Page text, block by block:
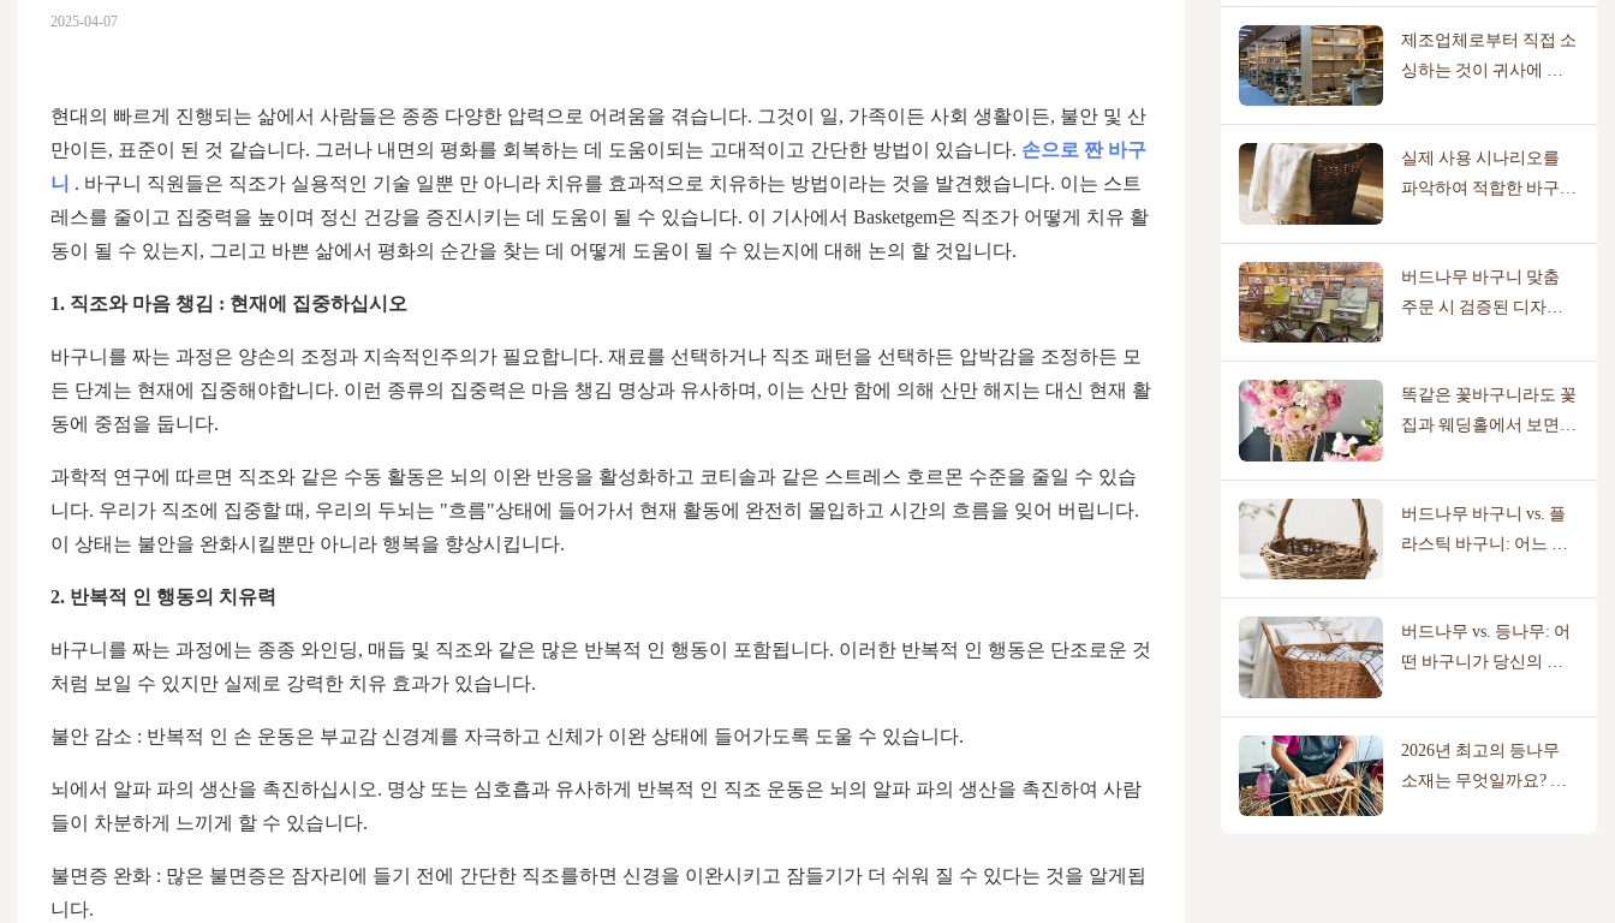
2025-04-07
현대의 빠르게 진행되는 삶에서 사람들은 종종 다양한 압력으로 어려움을 겪습니다. 그것이 일, 가족이든 사회 생활이든, 불안 및 산
만이든, 표준이 된 것 같습니다. 그러나 내면의 평화를 회복하는 데 도움이되는 고대적이고 간단한 방법이 있습니다. 손으로 짠 바구
니 . 바구니 직원들은 직조가 실용적인 기술 일뿐 만 아니라 치유를 효과적으로 치유하는 방법이라는 것을 발견했습니다. 이는 스트
레스를 줄이고 집중력을 높이며 정신 건강을 증진시키는 데 도움이 될 수 있습니다. 이 기사에서 Basketgem은 직조가 어떻게 치유 활
동이 될 수 있는지, 그리고 바쁜 삶에서 평화의 순간을 찾는 데 어떻게 도움이 될 수 있는지에 대해 논의 할 것입니다.
1. 직조와 마음 챙김 : 현재에 집중하십시오
바구니를 짜는 과정은 양손의 조정과 지속적인주의가 필요합니다. 재료를 선택하거나 직조 패턴을 선택하든 압박감을 조정하든 모
든 단계는 현재에 집중해야합니다. 이런 종류의 집중력은 마음 챙김 명상과 유사하며, 이는 산만 함에 의해 산만 해지는 대신 현재 활
동에 중점을 둡니다.
과학적 연구에 따르면 직조와 같은 수동 활동은 뇌의 이완 반응을 활성화하고 코티솔과 같은 스트레스 호르몬 수준을 줄일 수 있습
니다. 우리가 직조에 집중할 때, 우리의 두뇌는 "흐름"상태에 들어가서 현재 활동에 완전히 몰입하고 시간의 흐름을 잊어 버립니다.
이 상태는 불안을 완화시킬뿐만 아니라 행복을 향상시킵니다.
2. 반복적 인 행동의 치유력
바구니를 짜는 과정에는 종종 와인딩, 매듭 및 직조와 같은 많은 반복적 인 행동이 포함됩니다. 이러한 반복적 인 행동은 단조로운 것
처럼 보일 수 있지만 실제로 강력한 치유 효과가 있습니다.
불안 감소 : 반복적 인 손 운동은 부교감 신경계를 자극하고 신체가 이완 상태에 들어가도록 도울 수 있습니다.
뇌에서 알파 파의 생산을 촉진하십시오. 명상 또는 심호흡과 유사하게 반복적 인 직조 운동은 뇌의 알파 파의 생산을 촉진하여 사람
들이 차분하게 느끼게 할 수 있습니다.
불면증 완화 : 많은 불면증은 잠자리에 들기 전에 간단한 직조를하면 신경을 이완시키고 잠들기가 더 쉬워 질 수 있다는 것을 알게됩
니다.
봅니다.
제조업체로부터 직접 소
싱하는 것이 귀사에 적
실제 사용 시나리오를
파악하여 적합한 바구니
버드나무 바구니 맞춤
주문 시 검증된 디자인
조업체가 필요한 이유
똑같은 꽃바구니라도 꽃
집과 웨딩홀에서 보면
이유는 무엇일까요?
버드나무 바구니 vs. 플
라스틱 바구니: 어느 쪽
버드나무 vs. 등나무: 어
떤 바구니가 당신의 집
2026년 최고의 등나무
소재는 무엇일까요? 버